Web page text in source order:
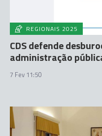
REGIONAIS 2025
CDS defende
administração
7 Fev 11:50